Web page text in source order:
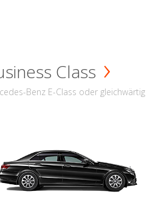
Class
Benz E-Class oder gleichwärtig